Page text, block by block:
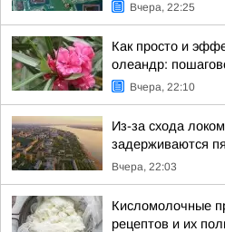
Вчера, 22:25
Как просто и
олеандр:
Вчера, 22:10
Из-за схода
задерживаются
Вчера, 22:03
Кисломолочные
рецептов и их